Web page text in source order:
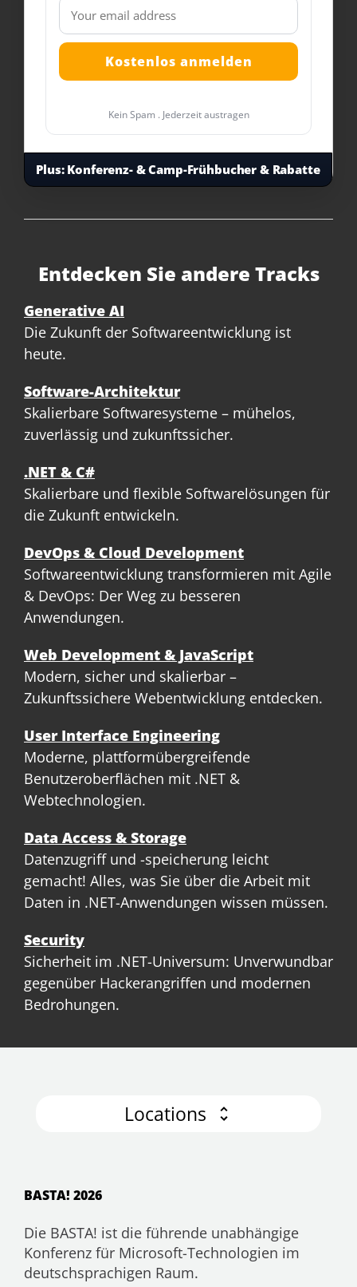
Kein Spam . Jederzeit austragen
Plus:Konferenz- & Camp-Frühbucher & Rabatte
Entdecken Sie andere Tracks
Generative AI
Die Zukunft der Softwareentwicklung ist
heute.
Software-Architektur
Skalierbare Softwaresysteme – mühelos,
zuverlässig und zukunftssicher.
.NET & C#
Skalierbare und flexible Softwarelösungen für
die Zukunft entwickeln.
DevOps & Cloud Development
Softwareentwicklung transformieren mit Agile
& DevOps: Der Weg zu besseren
Anwendungen.
Web Development & JavaScript
Modern, sicher und skalierbar –
Zukunftssichere Webentwicklung entdecken.
User Interface Engineering
Moderne, plattformübergreifende
Benutzeroberflächen mit .NET &
Webtechnologien.
Data Access & Storage
Datenzugriff und -speicherung leicht
gemacht! Alles, was Sie über die Arbeit mit
Daten in .NET-Anwendungen wissen müssen.
Security
Sicherheit im .NET-Universum: Unverwundbar
gegenüber Hackerangriffen und modernen
Bedrohungen.
Locations
BASTA! 2026
Die BASTA! ist die führende unabhängige
Konferenz für Microsoft-Technologien im
deutschsprachigen Raum.